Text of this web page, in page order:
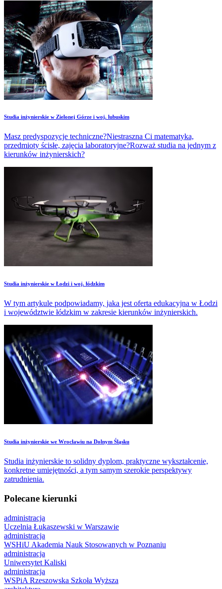
Studia inżynierskie w Zielonej Górze i woj. lubuskim
Masz predyspozycje techniczne?Niestraszna Ci matematyka,
przedmioty ścisłe, zajęcia laboratoryjne?Rozważ studia na jednym z
kierunków inżynierskich?
Studia inżynierskie w Łodzi i woj. łódzkim
W tym artykule podpowiadamy, jaka jest oferta edukacyjna w Łodzi
i województwie łódzkim w zakresie kierunków inżynierskich.
Studia inżynierskie we Wrocławiu na Dolnym Śląsku
Studia inżynierskie to solidny dyplom, praktyczne wykształcenie,
konkretne umiejętności, a tym samym szerokie perspektywy
zatrudnienia.
Polecane kierunki
administracja
Uczelnia Łukaszewski w Warszawie
administracja
WSHiU Akademia Nauk Stosowanych w Poznaniu
administracja
Uniwersytet Kaliski
administracja
WSPiA Rzeszowska Szkoła Wyższa